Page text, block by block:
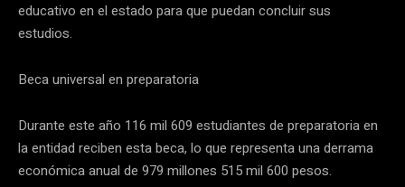
educativo en el estado para que puedan concluir sus
estudios.
Beca universal en preparatoria
Durante este año 116 mil 609 estudiantes de preparatoria en
la entidad reciben esta beca, lo que representa una derrama
económica anual de 979 millones 515 mil 600 pesos.